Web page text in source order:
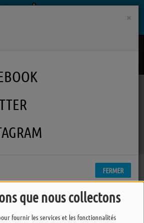
que nous collectons
fournir les services et les fonctionnalités
Phil's Music
×
FERMER